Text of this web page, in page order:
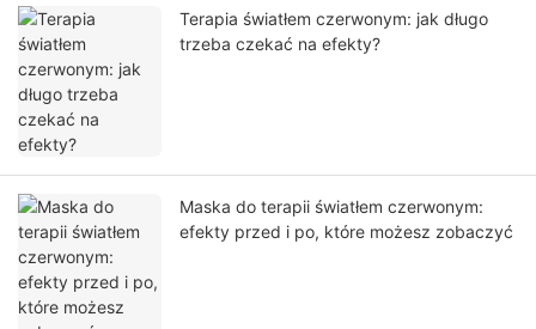
Terapia światłem czerwonym: jak długo
trzeba czekać na efekty?
Maska do terapii światłem czerwonym:
efekty przed i po, które możesz zobaczyć